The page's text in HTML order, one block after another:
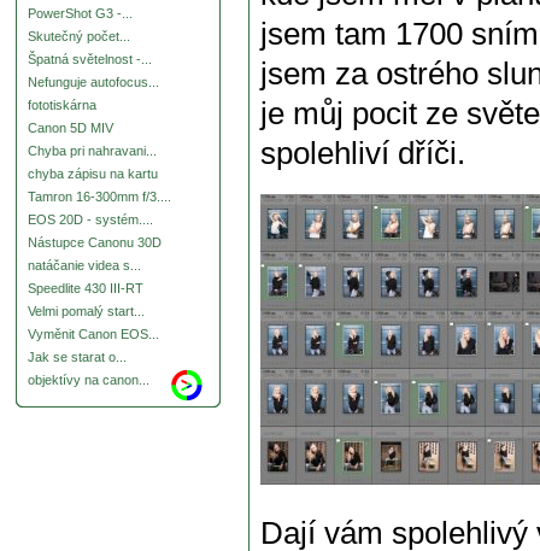
PowerShot G3 -...
Skutečný počet...
Špatná světelnost -...
Nefunguje autofocus...
fototiskárna
Canon 5D MIV
Chyba pri nahravani...
chyba zápisu na kartu
Tamron 16-300mm f/3....
EOS 20D - systém....
Nástupce Canonu 30D
natáčanie videa s...
Speedlite 430 III-RT
Velmi pomalý start...
Vyměnit Canon EOS...
Jak se starat o...
objektívy na canon...
jsem tam 1700
jsem za ostrého
je můj pocit ze
spolehliví dříči.
Dají vám